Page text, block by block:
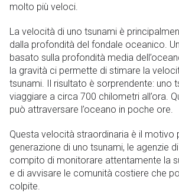
molto più veloci.
La velocità di uno tsunami è
dalla profondità del fondale oceanico.
basato sulla profondità media
la gravità ci permette di stimare la
tsunami. Il risultato è sorprendente: uno
viaggiare a circa 700 chilometri all’ora.
può attraversare l’oceano in poche ore.
Questa velocità straordinaria è il motivo
generazione di uno tsunami, le agenzie
compito di monitorare attentamente la
e di avvisare le comunità costiere che
colpite.